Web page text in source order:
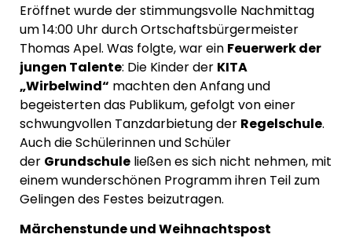
Eröffnet wurde der stimmungsvolle Nachmittag
um 14:00 Uhr durch Ortschaftsbürgermeister
Thomas Apel. Was folgte, war ein Feuerwerk der
jungen Talente: Die Kinder der KITA
„Wirbelwind“ machten den Anfang und
begeisterten das Publikum, gefolgt von einer
schwungvollen Tanzdarbietung der Regelschule.
Auch die Schülerinnen und Schüler
der Grundschule ließen es sich nicht nehmen, mit
einem wunderschönen Programm ihren Teil zum
Gelingen des Festes beizutragen.
Märchenstunde und Weihnachtspost